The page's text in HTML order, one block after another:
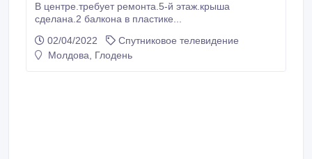
В центре.требует ремонта.5-й этаж.крыша
сделана.2 балкона в пластике...
02/04/2022
Спутниковое телевидение
Молдова, Глодень